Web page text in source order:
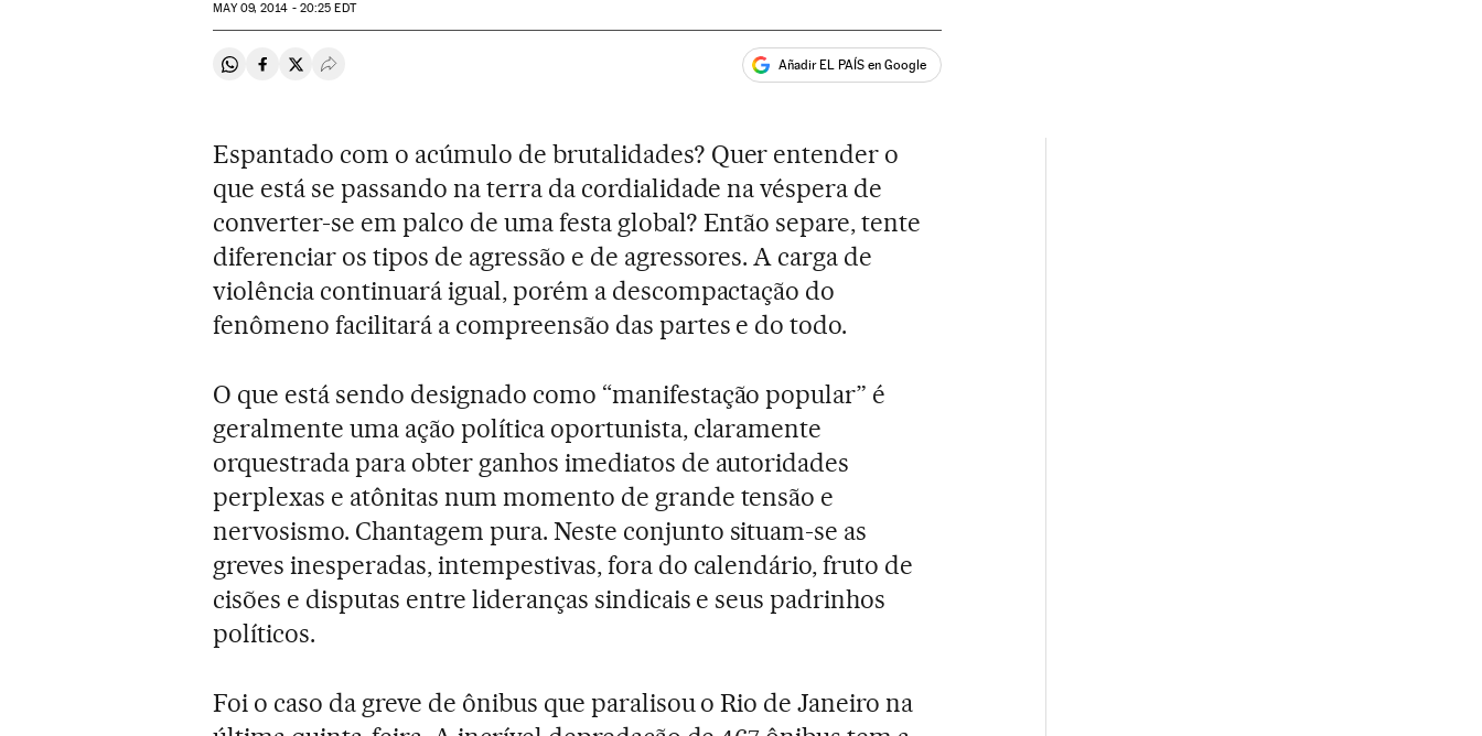
MAY09, 2014 - 20:25 EDT
Compartir en Whatsapp
Compartir en Facebook
Compartir en Twitter
Desplegar Redes Sociales Añadir EL PAÍS en Google
Espantado com o acúmulo de brutalidades? Quer entender o
que está se passando na terra da cordialidade na véspera de
converter-se em palco de uma festa global? Então separe, tente
diferenciar os tipos de agressão e de agressores. A carga de
violência continuará igual, porém a descompactação do
fenômeno facilitará a compreensão das partes e do todo.
O que está sendo designado como “manifestação popular” é
geralmente uma ação política oportunista, claramente
orquestrada para obter ganhos imediatos de autoridades
perplexas e atônitas num momento de grande tensão e
nervosismo. Chantagem pura. Neste conjunto situam-se as
greves inesperadas, intempestivas, fora do calendário, fruto de
cisões e disputas entre lideranças sindicais e seus padrinhos
políticos.
Foi o caso da greve de ônibus que paralisou o Rio de Janeiro na